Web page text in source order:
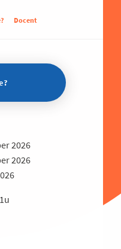
Docent
2026
2026